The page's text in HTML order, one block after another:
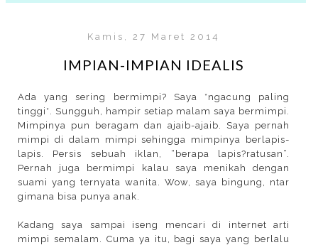
Kamis, 27 Maret 2014
IMPIAN-IMPIAN IDEALIS
Ada yang sering bermimpi? Saya *ngacung paling
tinggi*. Sungguh, hampir setiap malam saya bermimpi.
Mimpinya pun beragam dan ajaib-ajaib. Saya pernah
mimpi di dalam mimpi sehingga mimpinya berlapis-
lapis. Persis sebuah iklan, “berapa lapis?ratusan”.
Pernah juga bermimpi kalau saya menikah dengan
suami yang ternyata wanita. Wow, saya bingung, ntar
gimana bisa punya anak.
Kadang saya sampai iseng mencari di internet arti
mimpi semalam. Cuma ya itu, bagi saya yang berlalu